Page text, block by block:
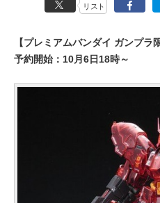
リスト
【プレミアムバンダイ ガンプラ
予約開始：10月6日18時～